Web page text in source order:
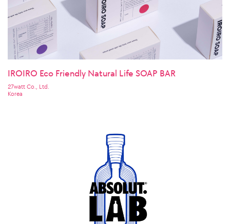
IROIRO Eco Friendly Natural Life SOAP BAR
27watt Co., Ltd.
Korea